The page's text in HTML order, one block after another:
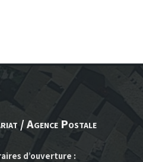
/ Agence Postale
d’ouverture :